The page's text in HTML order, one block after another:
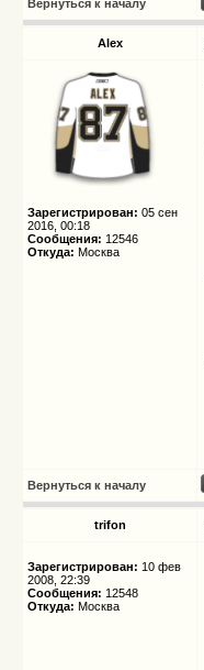
Вернуться к началу
Alex
Зарегистрирован: 05 сен
2016, 00:18
Сообщения: 12546
Откуда: Москва
Вернуться к началу
trifon
Зарегистрирован: 10 фев
2008, 22:39
Сообщения: 12548
Откуда: Москва